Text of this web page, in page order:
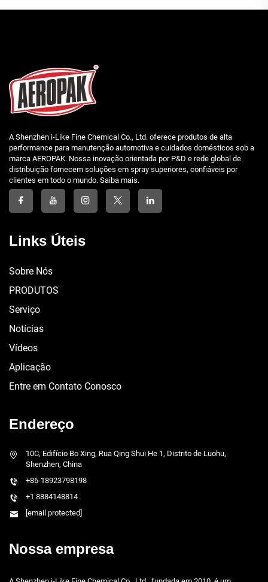
A Shenzhen i-Like Fine Chemical Co., Ltd. oferece produtos de alta
performance para manutenção automotiva e cuidados domésticos sob a
marca AEROPAK. Nossa inovação orientada por P&D e rede global de
distribuição fornecem soluções em spray superiores, confiáveis por
clientes em todo o mundo. Saiba mais.
Links Úteis
Sobre Nós
PRODUTOS
Serviço
Notícias
Vídeos
Aplicação
Entre em Contato Conosco
Endereço
10C, Edifício Bo Xing, Rua Qing Shui He 1, Distrito de Luohu,
Shenzhen, China
+86-18923798198
+1 8884148814
[email protected]
Nossa empresa